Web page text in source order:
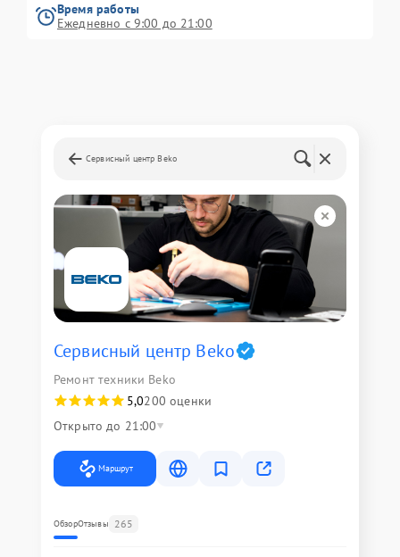
Время работы
Ежедневно с 9:00 до 21:00
Сервисный центр Beko
Сервисный центр Beko
Ремонт техники Beko
5,0200 оценки
Открыто до 21:00
Маршрут
ОбзорОтзывы 265